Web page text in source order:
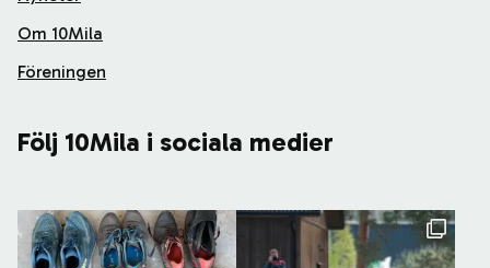
Om 10Mila
Föreningen
Följ 10Mila i sociala medier